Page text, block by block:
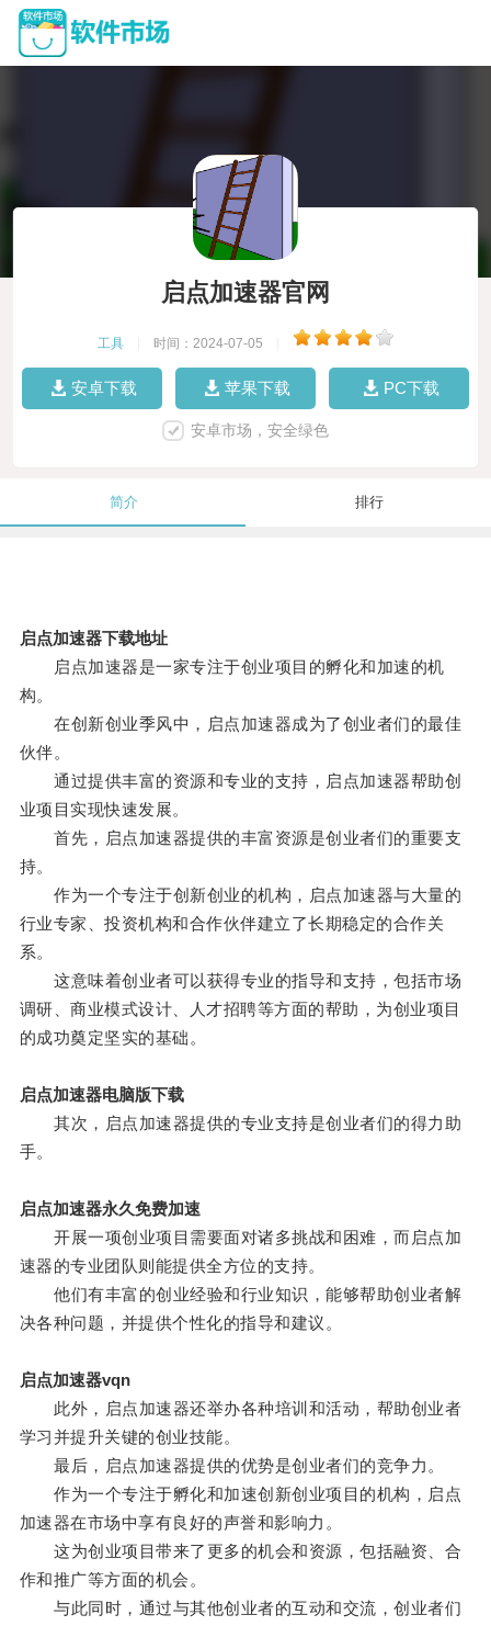
启点加速器官网
工具 时间：2024-07-05
安卓下载 苹果下载 PC下载
安卓市场，安全绿色
简介 排行
启点加速器下载地址
启点加速器是一家专注于创业项目的孵化和加速的机
构。
在创新创业季风中，启点加速器成为了创业者们的最佳
伙伴。
通过提供丰富的资源和专业的支持，启点加速器帮助创
业项目实现快速发展。
首先，启点加速器提供的丰富资源是创业者们的重要支
持。
作为一个专注于创新创业的机构，启点加速器与大量的
行业专家、投资机构和合作伙伴建立了长期稳定的合作关
系。
这意味着创业者可以获得专业的指导和支持，包括市场
调研、商业模式设计、人才招聘等方面的帮助，为创业项目
的成功奠定坚实的基础。
启点加速器电脑版下载
其次，启点加速器提供的专业支持是创业者们的得力助
手。
启点加速器永久免费加速
开展一项创业项目需要面对诸多挑战和困难，而启点加
速器的专业团队则能提供全方位的支持。
他们有丰富的创业经验和行业知识，能够帮助创业者解
决各种问题，并提供个性化的指导和建议。
启点加速器vqn
此外，启点加速器还举办各种培训和活动，帮助创业者
学习并提升关键的创业技能。
最后，启点加速器提供的优势是创业者们的竞争力。
作为一个专注于孵化和加速创新创业项目的机构，启点
加速器在市场中享有良好的声誉和影响力。
这为创业项目带来了更多的机会和资源，包括融资、合
作和推广等方面的机会。
与此同时，通过与其他创业者的互动和交流，创业者们